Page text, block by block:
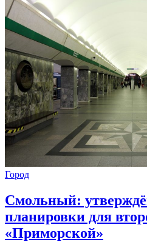
Город
Смольный:
планировки для
«Приморской»